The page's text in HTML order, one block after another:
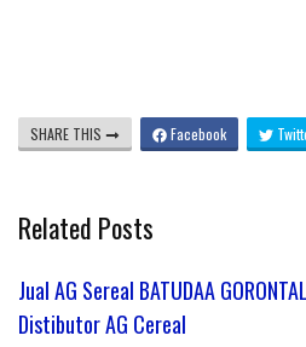
SHARE THIS Facebook
Related Posts
Jual AG Sereal BATUDAA
Distibutor AG Cereal